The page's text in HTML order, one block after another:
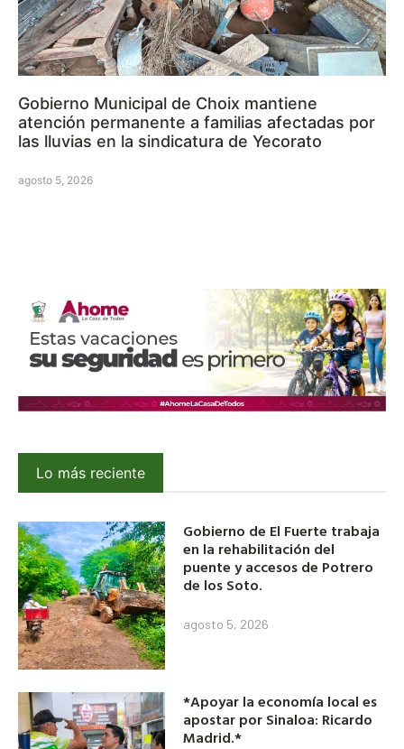
Gobierno Municipal de Choix mantiene
atención permanente a familias afectadas por
las lluvias en la sindicatura de Yecorato
agosto 5, 2026
Lo más reciente
Gobierno de El Fuerte trabaja
en la rehabilitación del
puente y accesos de Potrero
de los Soto.
agosto 5, 2026
*Apoyar la economía local es
apostar por Sinaloa: Ricardo
Madrid.*